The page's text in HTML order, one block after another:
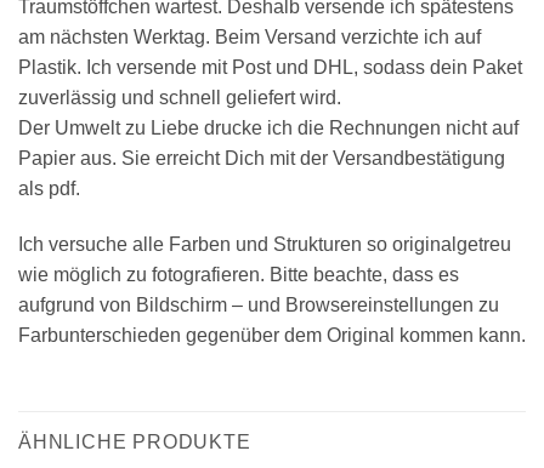
Traumstöffchen wartest. Deshalb versende ich spätestens
am nächsten Werktag. Beim Versand verzichte ich auf
Plastik. Ich versende mit Post und DHL, sodass dein Paket
zuverlässig und schnell geliefert wird.
Der Umwelt zu Liebe drucke ich die Rechnungen nicht auf
Papier aus. Sie erreicht Dich mit der Versandbestätigung
als pdf.
Ich versuche alle Farben und Strukturen so originalgetreu
wie möglich zu fotografieren. Bitte beachte, dass es
aufgrund von Bildschirm – und Browsereinstellungen zu
Farbunterschieden gegenüber dem Original kommen kann.
ÄHNLICHE PRODUKTE